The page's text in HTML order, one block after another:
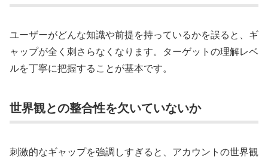
ユーザーがどんな知識や前提を持っているかを誤ると、ギ
ャップが全く刺さらなくなります。ターゲットの理解レベ
ルを丁寧に把握することが基本です。
世界観との整合性を欠いていないか
刺激的なギャップを強調しすぎると、アカウントの世界観